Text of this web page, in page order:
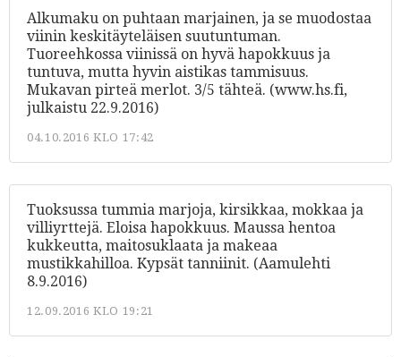
Alkumaku on puhtaan marjainen, ja se muodostaa
viinin keskitäyteläisen suutuntuman.
Tuoreehkossa viinissä on hyvä hapokkuus ja
tuntuva, mutta hyvin aistikas tammisuus.
Mukavan pirteä merlot. 3/5 tähteä. (www.hs.fi,
julkaistu 22.9.2016)
04.10.2016 KLO 17:42
Tuoksussa tummia marjoja, kirsikkaa, mokkaa ja
villiyrttejä. Eloisa hapokkuus. Maussa hentoa
kukkeutta, maitosuklaata ja makeaa
mustikkahilloa. Kypsät tanniinit. (Aamulehti
8.9.2016)
12.09.2016 KLO 19:21